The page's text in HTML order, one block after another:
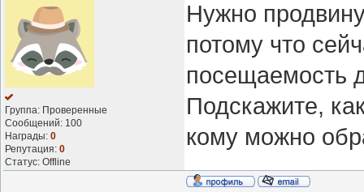
Группа: Проверенные
Сообщений: 100
Награды: 0
Репутация: 0
Статус: Offline
Нужно
потому что
посещаемость
Подскажите,
кому можно